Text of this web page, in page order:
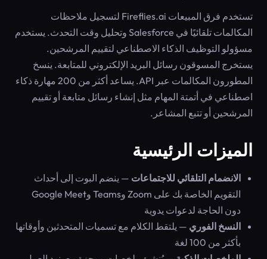
تستخدم فرق المبيعات Fireflies.ai لتسجيل ملاحظات
المكالمات تلقائيًا في Salesforce وتحليل وقت التحدث. يستخدم
مسؤولو التوظيف الذكاء الاصطناعي لتقييم المرشحين.
يستخرج المسوقون رسائل البريد الإلكتروني للمتابعة. ينسخ
المطورون المكالمات عبر API. يساعد أكثر من 200 مهارة ذكاء
اصطناعي في أتمتة المهام مثل إنشاء رسائل متابعة أو تقييم
المرشحين أو تتبع المشاعر.
الميزات الرئيسية
الانضمام التلقائي للاجتماعات — ينضم البوت إلى أحداث
التقويم الخاصة بك على Zoom وTeams وGoogle Meet
دون الحاجة لدعوات يدوية
النسخ الفوري — يلتقط الكلام مع تسميات المتحدثين وأوقاتها
بأكثر من 100 لغة